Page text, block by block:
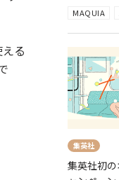
る
MAQUIA
集英社
集英社初